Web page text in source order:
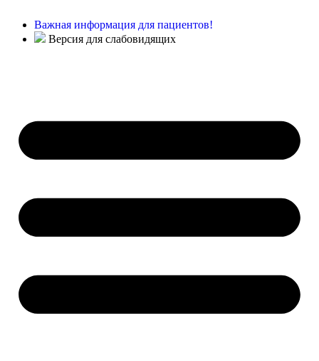
Важная информация для пациентов!
Версия для слабовидящих